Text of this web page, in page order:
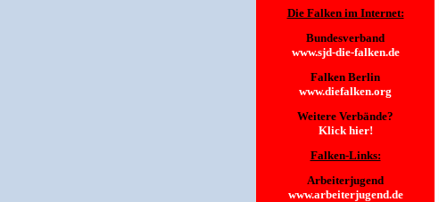
Die Falken im Internet:
Bundesverband
www.sjd-die-falken.de
Falken Berlin
www.diefalken.org
Weitere Verbände?
Klick hier!
Falken-Links:
Arbeiterjugend
www.arbeiterjugend.de